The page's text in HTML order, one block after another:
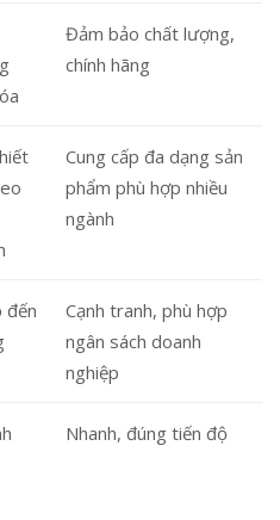
Đảm bảo chất lượng,
chính hãng
Cung cấp đa dạng sản
phẩm phù hợp nhiều
ngành
đến
Cạnh tranh, phù hợp
ngân sách doanh
nghiệp
Nhanh, đúng tiến độ